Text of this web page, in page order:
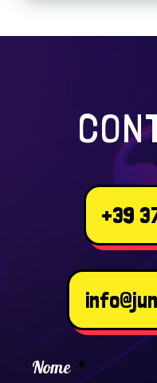
+39
Nome